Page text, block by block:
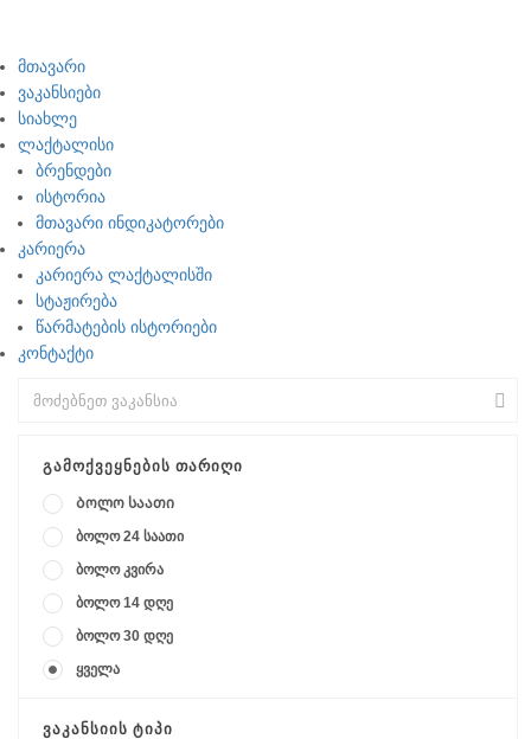
მთავარი
ვაკანსიები
სიახლე
ლაქტალისი
ბრენდები
ისტორია
მთავარი ინდიკატორები
კარიერა
კარიერა ლაქტალისში
სტაჟირება
წარმატების ისტორიები
კონტაქტი
ᲒᲐᲛᲝᲥᲕᲔᲧᲜᲔᲑᲘᲡ ᲗᲐᲠᲘᲦᲘ
Ბოლო საათი
ბოლო 24 საათი
ბოლო კვირა
ბოლო 14 დღე
ბოლო 30 დღე
ყველა
ᲕᲐᲙᲐᲜᲡᲘᲘᲡ ᲢᲘᲞᲘ